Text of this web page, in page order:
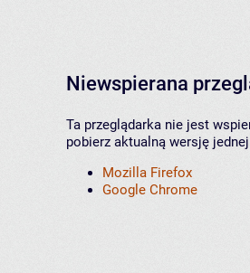
Niewspierana
Ta przeglądarka nie jest
pobierz aktualną wersję
Mozilla Firefox
Google Chrome